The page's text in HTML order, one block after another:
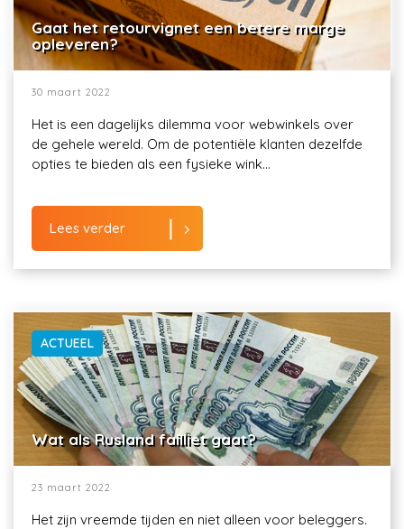
Gaat het retourvignet een betere marge
opleveren?
30 maart 2022
Het is een dagelijks dilemma voor webwinkels over
de gehele wereld. Om de potentiële klanten dezelfde
opties te bieden als een fysieke wink...
Lees verder
ACTUEEL
Wat als Rusland failliet gaat?
23 maart 2022
Het zijn vreemde tijden en niet alleen voor beleggers.